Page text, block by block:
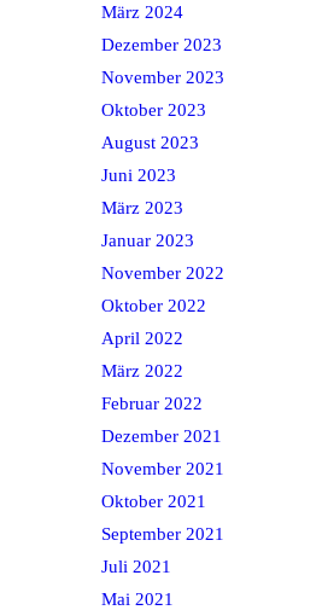
März 2024
Dezember 2023
November 2023
Oktober 2023
August 2023
Juni 2023
März 2023
Januar 2023
November 2022
Oktober 2022
April 2022
März 2022
Februar 2022
Dezember 2021
November 2021
Oktober 2021
September 2021
Juli 2021
Mai 2021